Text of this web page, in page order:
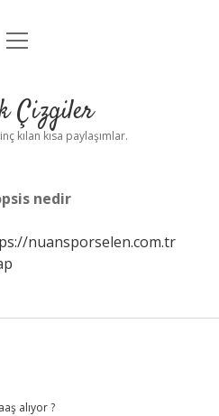
Uyarı
menüyü
Çizgiler
kılan kısa paylaşımlar.
nedir
nuansporselen.com.tr
alıyor ?